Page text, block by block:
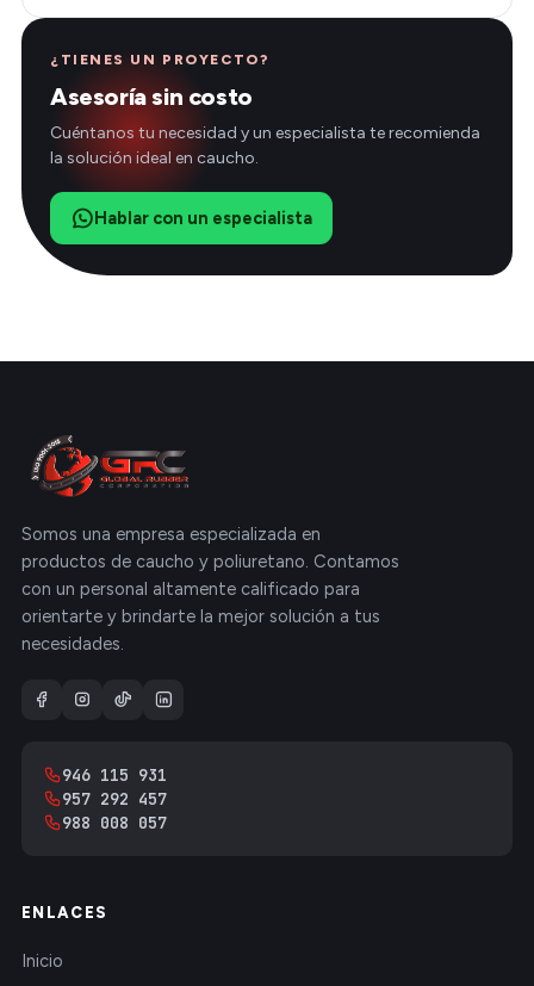
¿TIENES UN PROYECTO?
Asesoría sin costo
Cuéntanos tu necesidad y un especialista te recomienda
la solución ideal en caucho.
Hablar con un especialista
Somos una empresa especializada en
productos de caucho y poliuretano. Contamos
con un personal altamente calificado para
orientarte y brindarte la mejor solución a tus
necesidades.
946 115 931
957 292 457
988 008 057
ENLACES
Inicio